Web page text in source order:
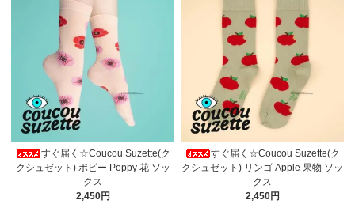
すぐ届く☆Coucou Suzette(ク
クシュゼット) ポピー Poppy 花 ソッ
クス
2,450円
すぐ届く☆Coucou Suzette(ク
クシュゼット) リンゴ Apple 果物 ソッ
クス
2,450円